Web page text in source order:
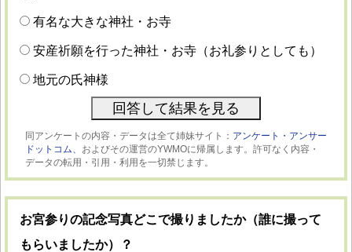
有名な大きな神社・お寺
安産祈願を行った神社・お寺（お礼参りとしても）
地元の氏神様
同アンケートの内容・データは全て姉妹サイト： アンケート・アンサー
ドットコム、 およびその運営のYWMOに帰属します。許可なく内容・
データの転用・引用・利用を一切禁じます。
お宮参りの記念写真どこで撮りましたか（誰に撮って
もらいましたか）？